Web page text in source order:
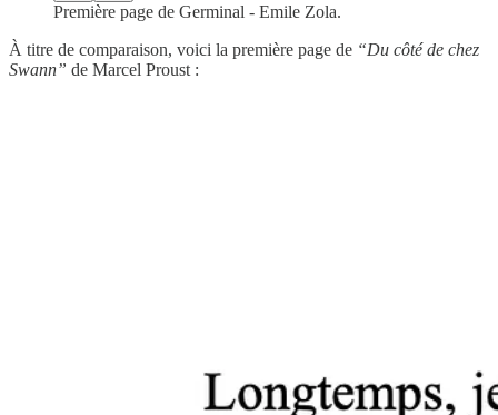
Première page de Germinal - Emile Zola.
À titre de comparaison, voici la première page de “Du côté de chez
Swann” de Marcel Proust :